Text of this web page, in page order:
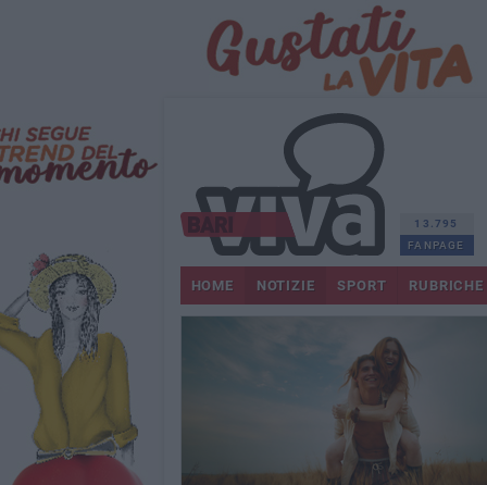
13.795
FANPAGE
HOME NOTIZIE SPORT RUBRICHE